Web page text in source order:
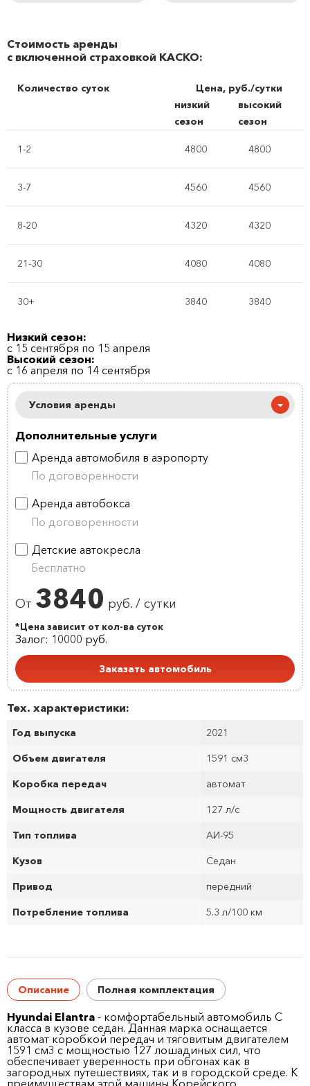
Стоимость аренды
с включенной страховкой КАСКО:
Количество суток
Цена, руб./сутки
низкий
сезон
высокий
сезон
1-2 4800 4800
3-7 4560 4560
8-20 4320 4320
21-30 4080 4080
30+ 3840 3840
Низкий сезон:
с 15 сентября по 15 апреля
Высокий сезон:
с 16 апреля по 14 сентября
Условия аренды
Дополнительные услуги
Аренда автомобиля в аэропорту
По договоренности
Аренда автобокса
По договоренности
Детские автокресла
Бесплатно
От 3840 руб. / сутки
*Цена зависит от кол-ва суток
Залог: 10000 руб.
Заказать автомобиль
Тех. характеристики:
Год выпуска 2021
Объем двигателя 1591 см3
Коробка передач автомат
Мощность двигателя 127 л/с
Тип топлива АИ-95
Кузов Седан
Привод передний
Потребление топлива 5.3 л/100 км
Описание Полная комплектация
Hyundai Elantra - комфортабельный автомобиль C
класса в кузове седан. Данная марка оснащается
автомат коробкой передач и тяговитым двигателем
1591 см3 с мощностью 127 лошадиных сил, что
обеспечивает уверенность при обгонах как в
загородных путешествиях, так и в городской среде. К